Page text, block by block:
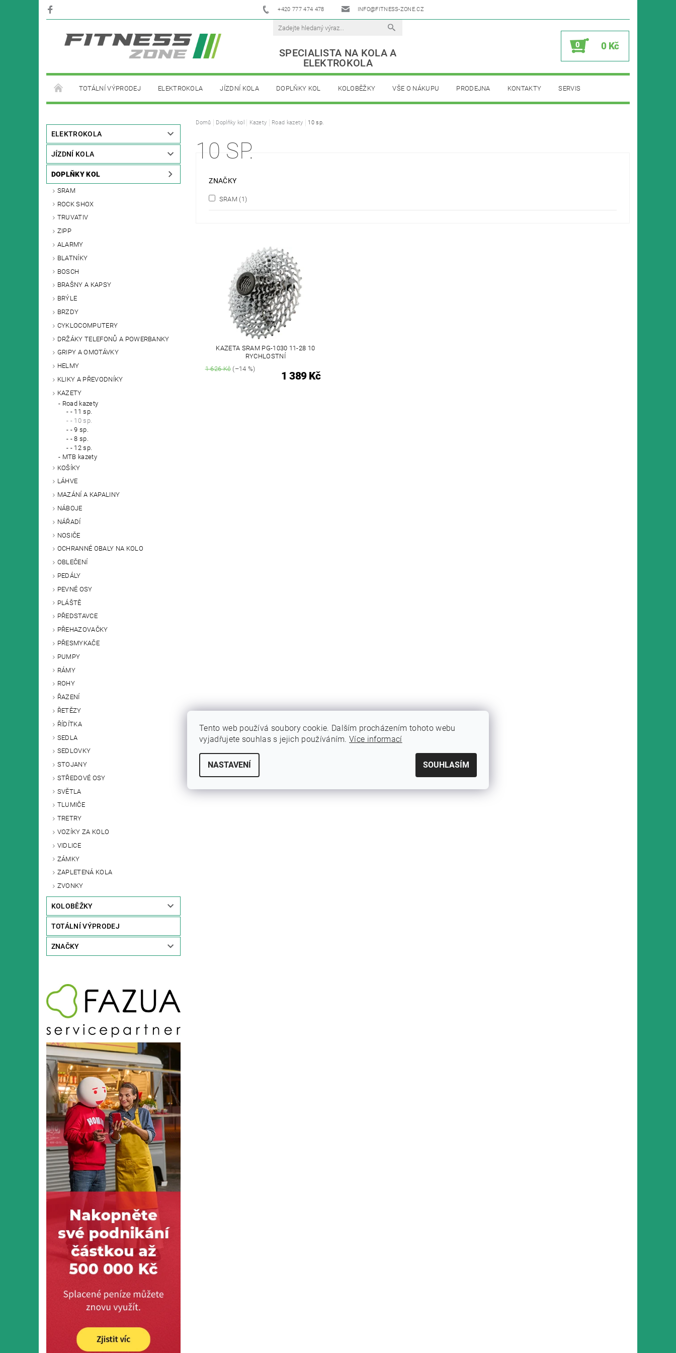
+420 777 474 478 INFO@FITNESS-ZONE.CZ
SPECIALISTA NA KOLA A
ELEKTROKOLA
0 0 Kč
TOTÁLNÍ VÝPRODEJ ELEKTROKOLA JÍZDNÍ KOLA DOPLŇKY KOL KOLOBĚŽKY VŠE O NÁKUPU PRODEJNA KONTAKTY SERVIS
ELEKTROKOLA
JÍZDNÍ KOLA
DOPLŇKY KOL
SRAM
ROCK SHOX
TRUVATIV
ZIPP
ALARMY
BLATNÍKY
BOSCH
BRAŠNY A KAPSY
BRÝLE
BRZDY
CYKLOCOMPUTERY
DRŽÁKY TELEFONŮ A POWERBANKY
GRIPY A OMOTÁVKY
HELMY
KLIKY A PŘEVODNÍKY
KAZETY
Road kazety
- 11 sp.
- 10 sp.
- 9 sp.
- 8 sp.
- 12 sp.
MTB kazety
KOŠÍKY
LÁHVE
MAZÁNÍ A KAPALINY
NÁBOJE
NÁŘADÍ
NOSIČE
OCHRANNÉ OBALY NA KOLO
OBLEČENÍ
PEDÁLY
PEVNÉ OSY
PLÁŠTĚ
PŘEDSTAVCE
PŘEHAZOVAČKY
PŘESMYKAČE
PUMPY
RÁMY
ROHY
ŘAZENÍ
ŘETĚZY
ŘÍDÍTKA
SEDLA
SEDLOVKY
STOJANY
STŘEDOVÉ OSY
SVĚTLA
TLUMIČE
TRETRY
VOZÍKY ZA KOLO
VIDLICE
ZÁMKY
ZAPLETENÁ KOLA
ZVONKY
KOLOBĚŽKY
TOTÁLNÍ VÝPRODEJ
ZNAČKY
Domů Doplňky kol Kazety Road kazety 10 sp.
10 SP.
ZNAČKY
SRAM (1)
KAZETA SRAM PG-1030 11-28 10
RYCHLOSTNÍ
1 626 Kč(–14 %)
1 389 Kč
Tento web používá soubory cookie. Dalším procházením tohoto webu
vyjadřujete souhlas s jejich používáním.Více informací
NASTAVENÍ SOUHLASÍM